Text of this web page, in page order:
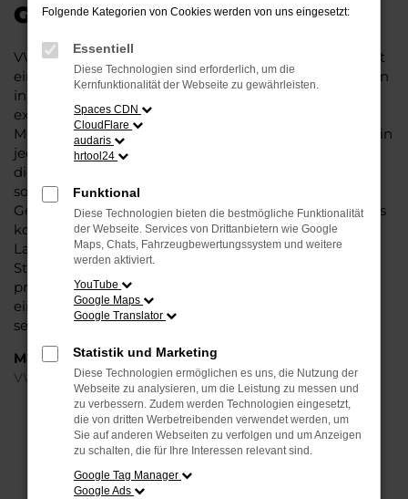
GEBRAUCHTWAGEN
VW ID.3 Gebrauchtwagen liegen im Trend und das hat
einen vergleichsweise einfachen Grund. Ob für Fahrten
in und um Gütersloh oder längere Strecken: es
existieren schlichtweg kaum Fahrzeuge, die diesem
Modell das Wasser reichen können. Die Qualität steht in
jeder Modellgeneration außer Frage. Hinzu kommen
die vielfältigen Möglichkeiten einer Individualisierung
sowie die zahlreichen Assistenzsysteme. Ein VW ID.3
Gebrauchtwagen für Gütersloh ist ein Fahrzeug, wie es
kompletter nicht sein könnte und überzeugt durch
Langlebigkeit und einen sehr soliden Werterhalt. Bei
Steinböhmer kommt hinzu, dass Sie sich über einen
preislichen Nachlass freuen dürfen und beim Kauf auf
ein Unternehmen mit mehr als 80 Jahren Erfahrung
setzen.
Marken
VW
FEHLER: NETWORK ERROR
Hier sind ein paar Tipps, die dir helfen können:
Folgende Kategorien von Cookies werden von uns eingesetzt:
Essentiell
Diese Technologien sind erforderlich, um die
Kernfunktionalität der Webseite zu gewährleisten.
Spaces CDN
CloudFlare
audaris
hrtool24
Funktional
Diese Technologien bieten die bestmögliche Funktionalität
der Webseite. Services von Drittanbietern wie Google
Maps, Chats, Fahrzeugbewertungssystem und weitere
werden aktiviert.
YouTube
Google Maps
Google Translator
Statistik und Marketing
Diese Technologien ermöglichen es uns, die Nutzung der
Webseite zu analysieren, um die Leistung zu messen und
zu verbessern. Zudem werden Technologien eingesetzt,
die von dritten Werbetreibenden verwendet werden, um
Sie auf anderen Webseiten zu verfolgen und um Anzeigen
zu schalten, die für Ihre Interessen relevant sind.
Google Tag Manager
Google Ads